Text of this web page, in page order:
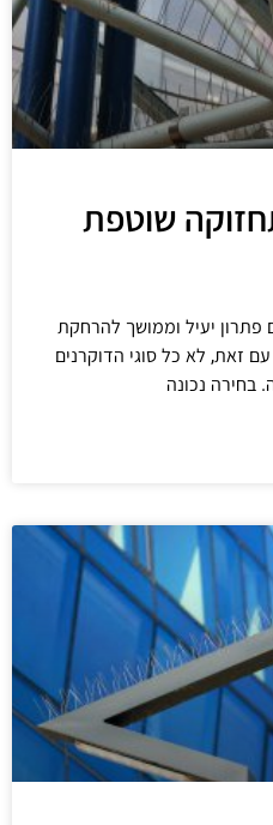
שוטפת
פתרון יעיל וממושך להרחקת
זאת, לא כל סוגי הדוקרנים
בחירה נכונה